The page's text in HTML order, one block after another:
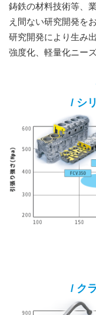
鋳鉄の材料技術等、
え間ない研究開発を
研究開発により生み
強度化、軽量化ニー
/ シ
/ ク